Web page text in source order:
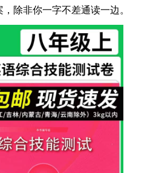
除非你一字不差通读一边。